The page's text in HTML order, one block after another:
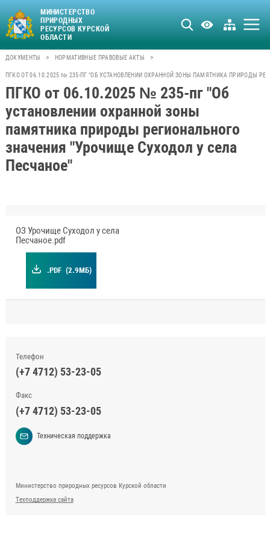
МИНИСТЕРСТВО
ПРИРОДНЫХ
РЕСУРСОВ КУРСКОЙ
ОБЛАСТИ
ДОКУМЕНТЫ > НОРМАТИВНЫЕ ПРАВОВЫЕ АКТЫ >
ПГКО ОТ 06.10.2025 № 235-ПГ "ОБ УСТАНОВЛЕНИИ ОХРАННОЙ ЗОНЫ ПАМЯТНИКА ПРИРОДЫ
ПГКО от 06.10.2025 № 235-пг "Об
установлении охранной зоны
памятника природы регионального
значения "Урочище Суходол у села
Песчаное"
ОЗ Урочище Суходол у села
Песчаное.pdf
.PDF (2.9МБ)
Телефон
(+7 4712) 53-23-05
Факс
(+7 4712) 53-23-05
Техническая поддержка
Министерство природных ресурсов Курской области
Техподдержка сайта